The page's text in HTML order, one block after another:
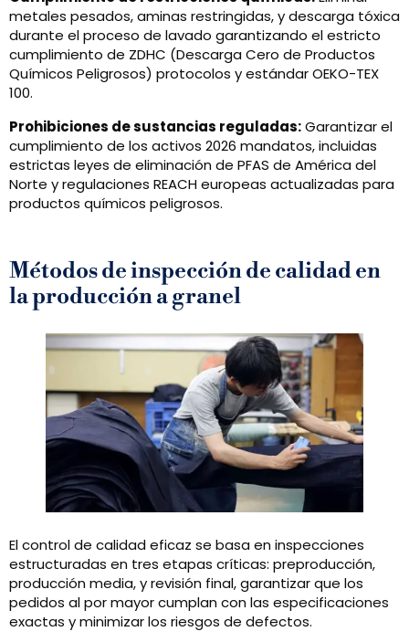
metales pesados, aminas restringidas, y descarga tóxica
durante el proceso de lavado garantizando el estricto
cumplimiento de ZDHC (Descarga Cero de Productos
Químicos Peligrosos) protocolos y estándar OEKO-TEX
100.
Prohibiciones de sustancias reguladas:Garantizar el
cumplimiento de los activos 2026 mandatos, incluidas
estrictas leyes de eliminación de PFAS de América del
Norte y regulaciones REACH europeas actualizadas para
productos químicos peligrosos.
Métodos de inspección de calidad en
la producción a granel
El control de calidad eficaz se basa en inspecciones
estructuradas en tres etapas críticas: preproducción,
producción media, y revisión final, garantizar que los
pedidos al por mayor cumplan con las especificaciones
exactas y minimizar los riesgos de defectos.